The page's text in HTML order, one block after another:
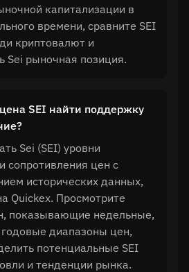
капитализации в
времени, сравните SEI
криптовалют и
Sei рыночная позиция.
SEI найти поддержку
Sei (SEI) уровни
сопротивления цен с
исторических данных,
Quickex. Просмотрите
показывающие недельные,
диапазоны цен,
потенциальные SEI
и тенденции рынка.